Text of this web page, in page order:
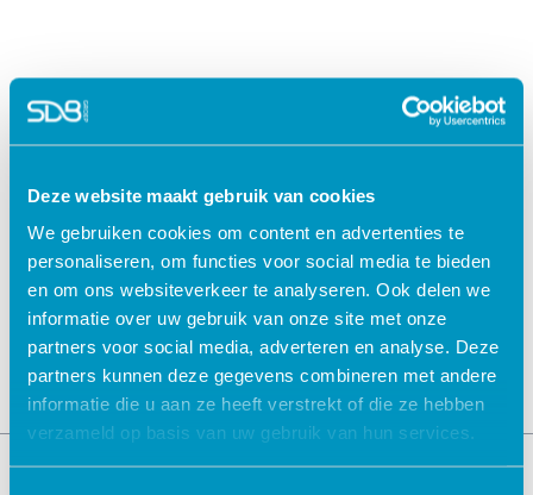
Deze website maakt gebruik van cookies
We gebruiken cookies om content en advertenties te
personaliseren, om functies voor social media te bieden
en om ons websiteverkeer te analyseren. Ook delen we
informatie over uw gebruik van onze site met onze
partners voor social media, adverteren en analyse. Deze
partners kunnen deze gegevens combineren met andere
informatie die u aan ze heeft verstrekt of die ze hebben
verzameld op basis van uw gebruik van hun services.
Jouw data veilig in de cloud